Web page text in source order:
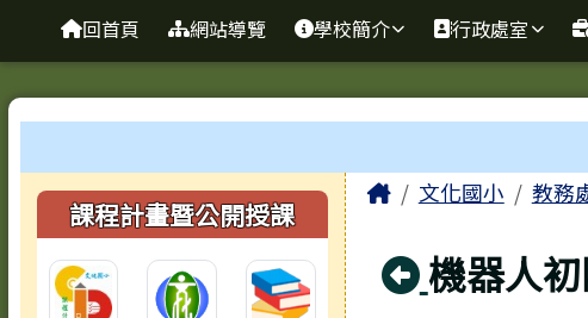
跳至主內容區
臺南市歸仁區文化國小全球
導覽列
回首頁 網站導覽 學校簡介 行政處室
左邊區域內容
課程計畫暨公開授課 主內容區域
Home文化國小 教務
回上頁
機器人
頁尾區域